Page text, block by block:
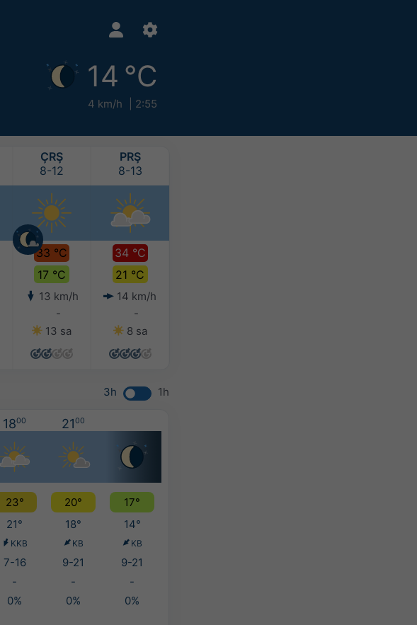
14 °C
4 km/h 2:55
ÇRŞ
8-12
33 °C
17 °C
13 km/h
-
13 sa
PRŞ
8-13
34 °C
21 °C
14 km/h
-
8 sa
3h 1h
1800 2100
23° 20°
17°
21° 18° 14°
KKB KB KB
7-16 9-21
9-21
- -
-
0% 0% 0%